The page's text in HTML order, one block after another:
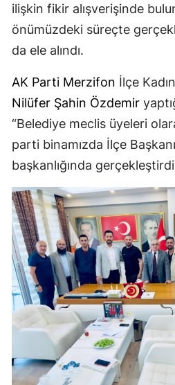
ilişkin fikir alışverişinde
önümüzdeki süreçte
da ele alındı.
AK Parti Merzifon İlçe
Nilüfer Şahin Özdemir
“Belediye meclis üyeleri
parti binamızda İlçe
başkanlığında